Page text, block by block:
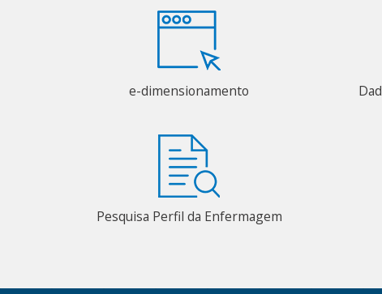
e-dimensionamento
Pesquisa Perfil da Enfermagem